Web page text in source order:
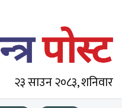
२३ साउन २०८३, शनिवार